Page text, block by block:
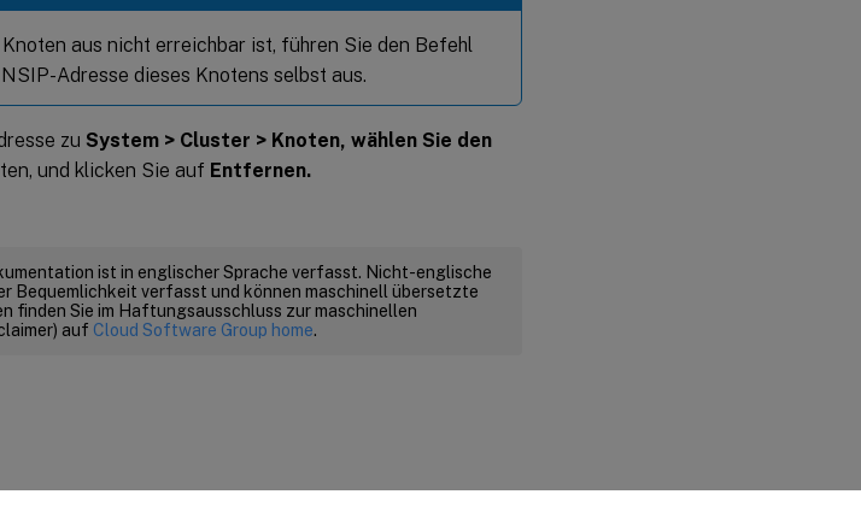
aus nicht erreichbar ist, führen Sie den Befehl
Adresse dieses Knotens selbst aus.
zu System > Cluster > Knoten, wählen Sie den
und klicken Sie auf Entfernen.
ist in englischer Sprache verfasst. Nicht-englische
Bequemlichkeit verfasst und können maschinell übersetzte
finden Sie im Haftungsausschluss zur maschinellen
auf Cloud Software Group home.